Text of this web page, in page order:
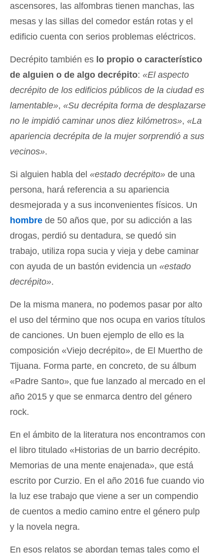
ascensores, las alfombras tienen manchas, las
mesas y las sillas del comedor están rotas y el
edificio cuenta con serios problemas eléctricos.
Decrépito también es lo propio o característico
de alguien o de algo decrépito: «El aspecto
decrépito de los edificios públicos de la ciudad es
lamentable», «Su decrépita forma de desplazarse
no le impidió caminar unos diez kilómetros», «La
apariencia decrépita de la mujer sorprendió a sus
vecinos».
Si alguien habla del «estado decrépito» de una
persona, hará referencia a su apariencia
desmejorada y a sus inconvenientes físicos. Un
hombre de 50 años que, por su adicción a las
drogas, perdió su dentadura, se quedó sin
trabajo, utiliza ropa sucia y vieja y debe caminar
con ayuda de un bastón evidencia un «estado
decrépito».
De la misma manera, no podemos pasar por alto
el uso del término que nos ocupa en varios títulos
de canciones. Un buen ejemplo de ello es la
composición «Viejo decrépito», de El Muertho de
Tijuana. Forma parte, en concreto, de su álbum
«Padre Santo», que fue lanzado al mercado en el
año 2015 y que se enmarca dentro del género
rock.
En el ámbito de la literatura nos encontramos con
el libro titulado «Historias de un barrio decrépito.
Memorias de una mente enajenada», que está
escrito por Curzio. En el año 2016 fue cuando vio
la luz ese trabajo que viene a ser un compendio
de cuentos a medio camino entre el género pulp
y la novela negra.
En esos relatos se abordan temas tales como el